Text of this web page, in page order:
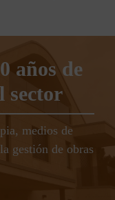
años de
sector
medios de
gestión de obras